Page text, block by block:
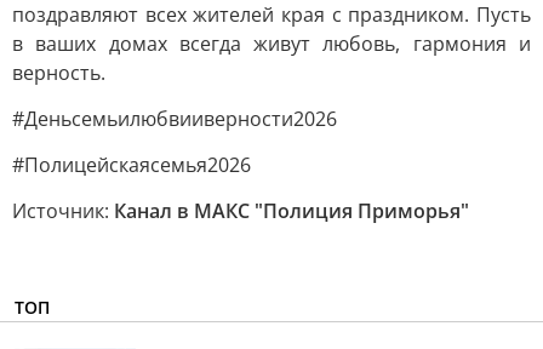
поздравляют всех жителей края с праздником. Пусть
в ваших домах всегда живут любовь, гармония и
верность.
#Деньсемьилюбвииверности2026
#Полицейскаясемья2026
Источник: Канал в МАКС "Полиция Приморья"
ТОП